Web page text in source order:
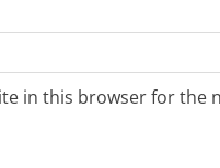
in this browser for the